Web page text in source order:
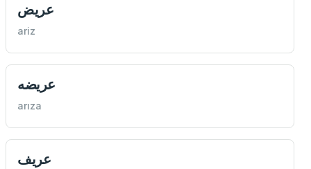
عريض
ariz
عريضه
arıza
عريف